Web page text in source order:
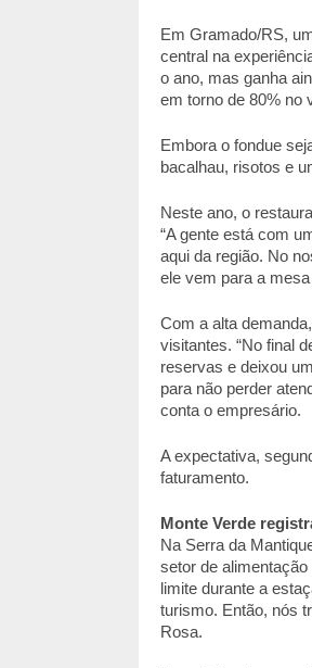
Em Gramado/RS,
central na
o ano, mas ganha
em torno de 80% no
Embora o fondue
bacalhau, risotos e
Neste ano, o
“A gente está com
aqui da região. No
ele vem para a
Com a alta
visitantes. “No final
reservas e deixou
para não perder
conta o empresário.
A expectativa,
faturamento.
Monte Verde
Na Serra da
setor de
limite durante a
turismo. Então, nós
Rosa.